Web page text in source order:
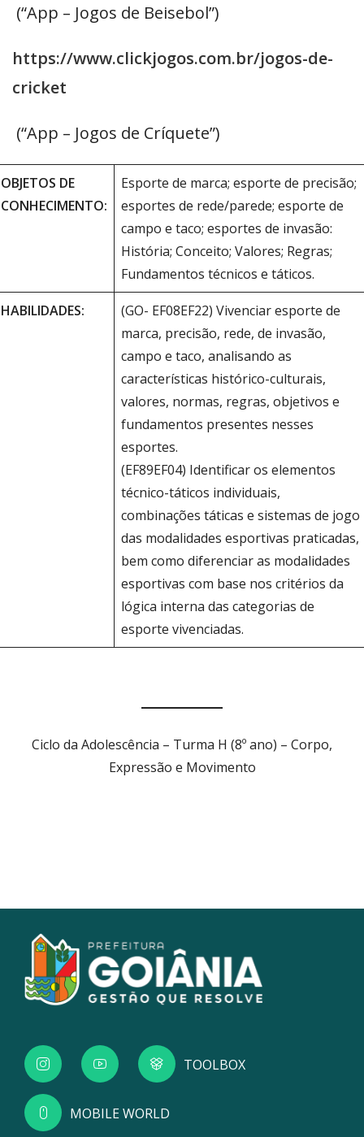
(“App – Jogos de Beisebol”)
https://www.clickjogos.com.br/jogos-de-
cricket
(“App – Jogos de Críquete”)
OBJETOS DE
CONHECIMENTO:
Esporte de marca; esporte de precisão;
esportes de rede/parede; esporte de
campo e taco; esportes de invasão:
História; Conceito; Valores; Regras;
Fundamentos técnicos e táticos.
HABILIDADES:
(GO- EF08EF22) Vivenciar esporte de
marca, precisão, rede, de invasão,
campo e taco, analisando as
características histórico-culturais,
valores, normas, regras, objetivos e
fundamentos presentes nesses
esportes.
(EF89EF04) Identificar os elementos
técnico-táticos individuais,
combinações táticas e sistemas de jogo
das modalidades esportivas praticadas,
bem como diferenciar as modalidades
esportivas com base nos critérios da
lógica interna das categorias de
esporte vivenciadas.
Ciclo da Adolescência – Turma H (8º ano) – Corpo,
Expressão e Movimento
TOOLBOX
MOBILE WORLD